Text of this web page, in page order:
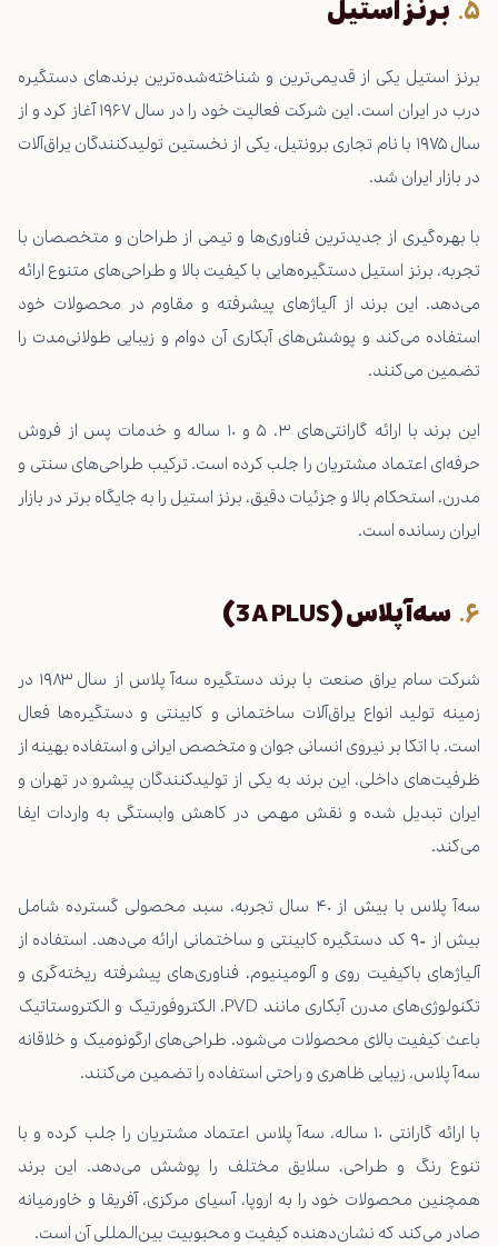
برنز استیل
برنز استیل یکی از قدیمی‌ترین و شناخته‌شده‌ترین برندهای دستگیره
درب در ایران است. این شرکت فعالیت خود را در سال ۱۹۶۷ آغاز کرد و از
سال ۱۹۷۵ با نام تجاری برونتیل، یکی از نخستین تولیدکنندگان یراق‌آلات
در بازار ایران شد.
با بهره‌گیری از جدیدترین فناوری‌ها و تیمی از طراحان و متخصصان با
تجربه، برنز استیل دستگیره‌هایی با کیفیت بالا و طراحی‌های متنوع ارائه
می‌دهد. این برند از آلیاژهای پیشرفته و مقاوم در محصولات خود
استفاده می‌کند و پوشش‌های آبکاری آن دوام و زیبایی طولانی‌مدت را
تضمین می‌کنند.
این برند با ارائه گارانتی‌های ۳، ۵ و ۱۰ ساله و خدمات پس از فروش
حرفه‌ای اعتماد مشتریان را جلب کرده است. ترکیب طراحی‌های سنتی و
مدرن، استحکام بالا و جزئیات دقیق، برنز استیل را به جایگاه برتر در بازار
ایران رسانده است.
سه‌آ پلاس(3A PLUS)
شرکت سام یراق صنعت با برند دستگیره سه‌آ پلاس
از سال ۱۹۸۳ در
زمینه تولید انواع یراق‌آلات ساختمانی و کابینتی و دستگیره‌ها فعال
است. با اتکا بر نیروی انسانی جوان و متخصص ایرانی و استفاده بهینه از
ظرفیت‌های داخلی، این برند به یکی از تولیدکنندگان پیشرو در تهران و
ایران تبدیل شده و نقش مهمی در کاهش وابستگی به واردات ایفا
می‌کند.
سه‌آ پلاس با بیش از ۴۰ سال تجربه، سبد محصولی گسترده شامل
بیش از ۹۰۰ کد دستگیره کابینتی و ساختمانی ارائه می‌دهد. استفاده از
آلیاژهای باکیفیت روی و آلومینیوم، فناوری‌های پیشرفته ریخته‌گری و
تکنولوژی‌های مدرن آبکاری مانند PVD، الکتروفورتیک و الکتروستاتیک
باعث کیفیت بالای محصولات می‌شود. طراحی‌های ارگونومیک و خلاقانه
سه‌آ پلاس، زیبایی ظاهری و راحتی استفاده را تضمین می‌کنند.
با ارائه گارانتی ۱۰ ساله، سه‌آ پلاس اعتماد مشتریان را جلب کرده و با
تنوع رنگ و طراحی، سلایق مختلف را پوشش می‌دهد. این برند
همچنین محصولات خود را به اروپا، آسیای مرکزی، آفریقا و خاورمیانه
صادر می‌کند که نشان‌دهنده کیفیت و محبوبیت بین‌المللی آن است.